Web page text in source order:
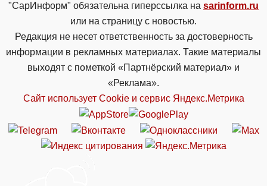
"СарИнформ" обязательна гиперссылка на sarinform.ru
или на страницу с новостью.
Редакция не несет ответственность за достоверность
информации в рекламных материалах. Такие материалы
выходят с пометкой «Партнёрский материал» и
«Реклама».
Сайт использует Cookie и сервиc Яндекс.Метрика